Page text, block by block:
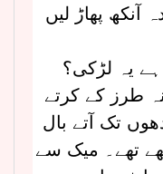
آنکھ پھاڑ لیں
یہ لڑکی؟
طرز کے کرتے
تک آتے بال
تھے۔ میک سے